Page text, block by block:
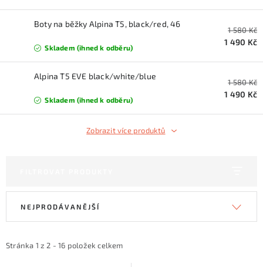
BĚHÁNÍ
KONTAKTY
ZNAČKY
Půjčovna lyží a SNB
Naše prodejna
Boty na běžky Alpina T5, black/red, 46
Skladem (ihned k odběru)
1 580 Kč
1 490 Kč
Alpina T5 EVE black/white/blue
Skladem (ihned k odběru)
1 580 Kč
1 490 Kč
Zobrazit více produktů
i
Stránka 1 z2 -16 položek celkem
e
NEJPRODÁVANĚJŠÍ